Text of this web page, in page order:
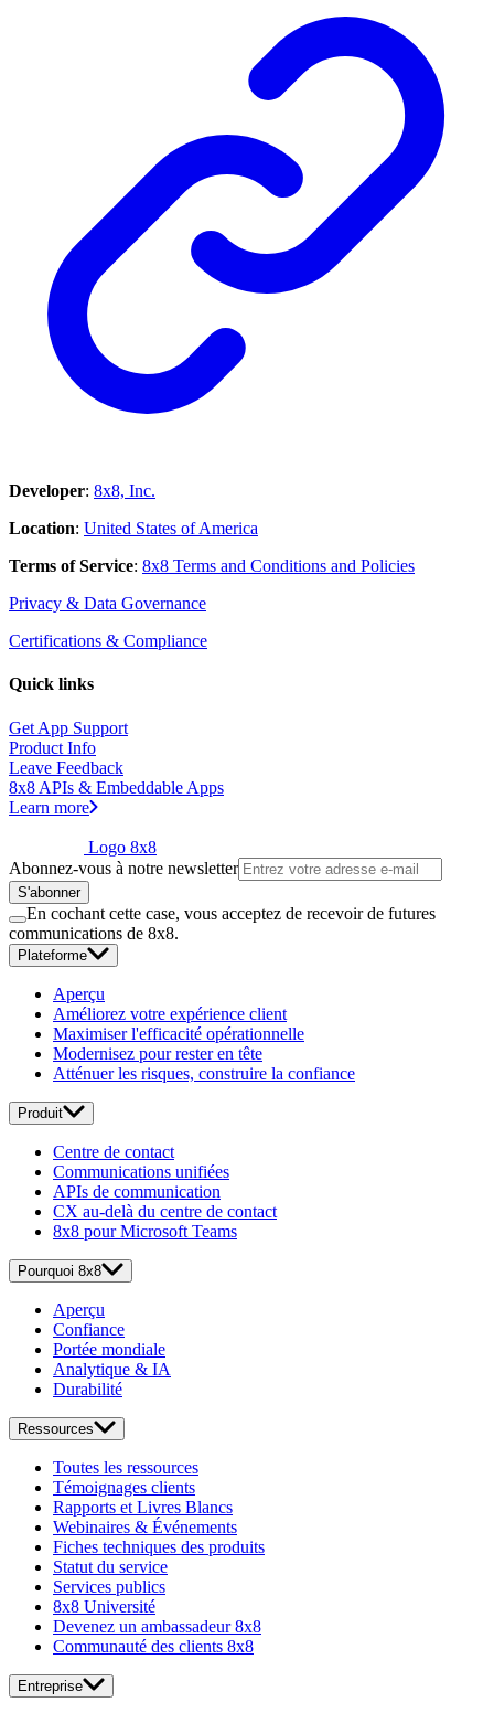
Developer: 8x8, Inc.
Location: United States of America
Terms of Service: 8x8 Terms and Conditions and Policies
Privacy & Data Governance
Certifications & Compliance
Quick links
Get App Support
Product Info
Leave Feedback
8x8 APIs & Embeddable Apps
Learn more
Logo 8x8
Abonnez-vous à notre newsletter
S'abonner
En cochant cette case, vous acceptez de recevoir de futures
communications de 8x8.
Plateforme
Aperçu
Améliorez votre expérience client
Maximiser l'efficacité opérationnelle
Modernisez pour rester en tête
Atténuer les risques, construire la confiance
Produit
Centre de contact
Communications unifiées
APIs de communication
CX au-delà du centre de contact
8x8 pour Microsoft Teams
Pourquoi 8x8
Aperçu
Confiance
Portée mondiale
Analytique & IA
Durabilité
Ressources
Toutes les ressources
Témoignages clients
Rapports et Livres Blancs
Webinaires & Événements
Fiches techniques des produits
Statut du service
Services publics
8x8 Université
Devenez un ambassadeur 8x8
Communauté des clients 8x8
Entreprise